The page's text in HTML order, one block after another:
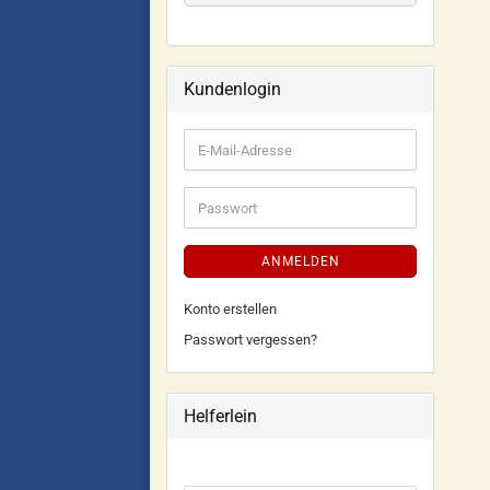
Kundenlogin
ANMELDEN
Konto erstellen
Passwort vergessen?
Helferlein